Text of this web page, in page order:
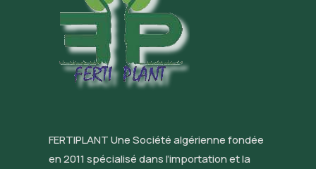
FERTIPLANT Une Société algérienne fondée
en 2011 spécialisé dans l’importation et la